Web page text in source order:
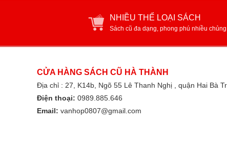
NHIỀU THỂ LOẠI SÁCH
Sách cũ đa dạng, phong phú nhiều
CỬA HÀNG SÁCH CŨ HÀ THÀNH
Địa chỉ : 27, K14b, Ngõ 55 Lê Thanh Nghị , quận Hai Bà
Điện thoại: 0989.885.646
Email: vanhop0807@gmail.com